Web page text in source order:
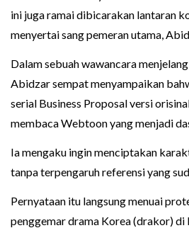
ini juga ramai dibicarakan lantaran
menyertai sang pemeran utama,
Dalam sebuah wawancara
Abidzar sempat menyampaikan
serial Business Proposal versi
membaca Webtoon yang menjadi
Ia mengaku ingin menciptakan
tanpa terpengaruh referensi yang
Pernyataan itu langsung menuai
penggemar drama Korea (drakor) di